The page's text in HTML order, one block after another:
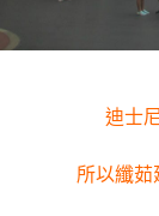
迪士
所以纖茹